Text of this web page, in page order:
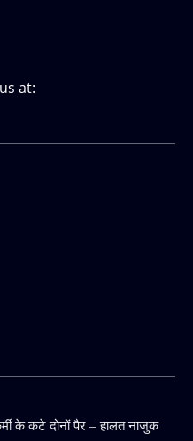
at:
के कटे दोनों पैर – हालत नाजुक